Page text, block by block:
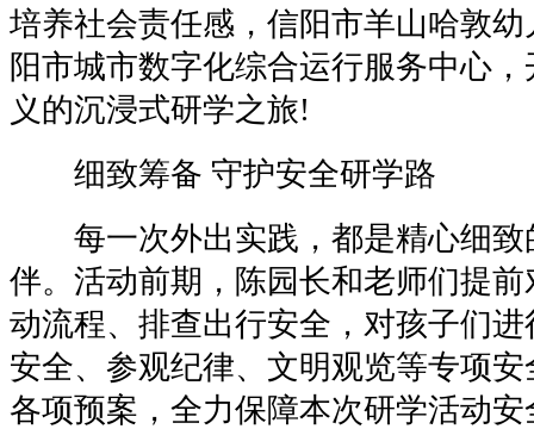
培养社会责任感，信阳市羊山哈敦
阳市城市数字化综合运行服务中心
义的沉浸式研学之旅!
细致筹备 守护安全研学路
每一次外出实践，都是精心细致
伴。活动前期，陈园长和老师们提
动流程、排查出行安全，对孩子们
安全、参观纪律、文明观览等专项
各项预案，全力保障本次研学活动